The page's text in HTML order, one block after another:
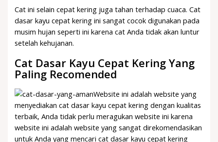
Cat ini selain cepat kering juga tahan terhadap cuaca. Cat
dasar kayu cepat kering ini sangat cocok digunakan pada
musim hujan seperti ini karena cat Anda tidak akan luntur
setelah kehujanan.
Cat Dasar Kayu Cepat Kering Yang
Paling Recomended
Website ini adalah website yang
menyediakan cat dasar kayu cepat kering dengan kualitas
terbaik, Anda tidak perlu meragukan website ini karena
website ini adalah website yang sangat direkomendasikan
untuk Anda yang mencari cat dasar kayu cepat kering